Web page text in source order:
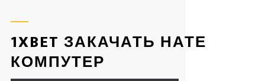
1XBET ЗАКАЧАТЬ НАТЕ
КОМПУТЕР